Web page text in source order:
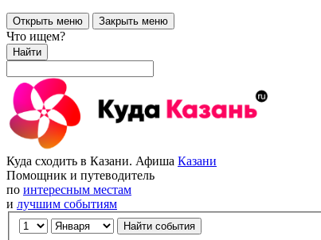
Открыть меню Закрыть меню
Что ищем?
Найти
Куда сходить в Казани. Афиша Казани
Помощник и путеводитель
по интересным местам
и лучшим событиям